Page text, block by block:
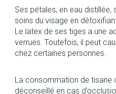
Ses pétales, en eau
soins du visage en
Le latex de ses tiges a une
verrues. Toutefois, il peut
chez certaines personnes.
La consommation de tisane
déconseillé en cas